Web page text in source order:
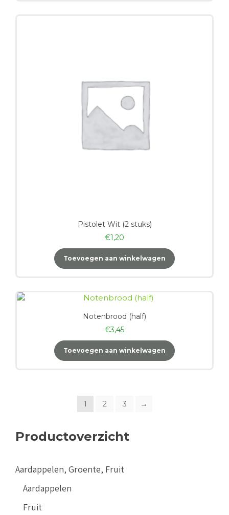
Pistolet Wit (2 stuks)
€1,20
Toevoegen aan winkelwagen
Notenbrood (half)
€3,45
Toevoegen aan winkelwagen
1 2 3 →
Productoverzicht
Aardappelen, Groente, Fruit
Aardappelen
Fruit